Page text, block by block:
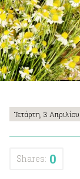
Τετάρτη, 3
Shares: 0